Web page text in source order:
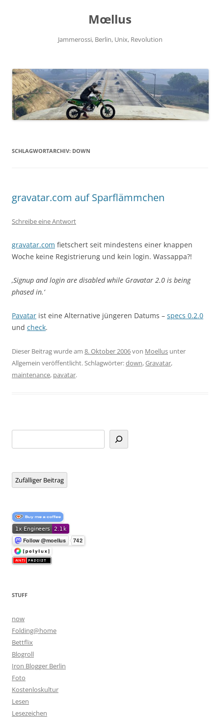
Mœllus
Jammerossi, Berlin, Unix, Revolution
SCHLAGWORTARCHIV: DOWN
gravatar.com auf Sparflämmchen
Schreibe eine Antwort
gravatar.com fietschert seit mindestens einer knappen
Woche keine Registrierung und kein login. Wassappa?!
‚Signup and login are disabled while Gravatar 2.0 is being
phased in.‘
Pavatar ist eine Alternative jüngeren Datums – specs 0.2.0
und check.
Dieser Beitrag wurde am 8. Oktober 2006von Moellus unter
Allgemein veröffentlicht. Schlagwörter:down,Gravatar,
maintenance, pavatar.
Zufälliger Beitrag
STUFF
now
Folding@home
Bettflix
Blogroll
Iron Blogger Berlin
Foto
Kostenloskultur
Lesen
Lesezeichen